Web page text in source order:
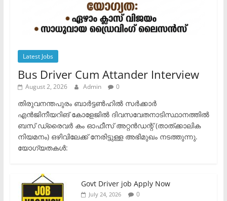
Latest Jobs
Bus Driver Cum Attander Interview
August 2, 2026 Admin 0
തിരുവനന്തപുരം ബാർട്ടൺഹിൽ സർക്കാർ
എൻജിനീയറിങ് കോളേജിൽ ദിവസവേതനാടിസ്ഥാനത്തിൽ
ബസ് ഡ്രൈവർ കം ഓഫീസ് അറ്റൻഡന്റ് (താത്ക്കാലിക
നിയമനം) ഒഴിവിലേക്ക് നേരിട്ടുള്ള അഭിമുഖം നടത്തുന്നു.​
യോഗ്യതകൾ:
Govt Driver job Apply Now
July 24, 2026 0